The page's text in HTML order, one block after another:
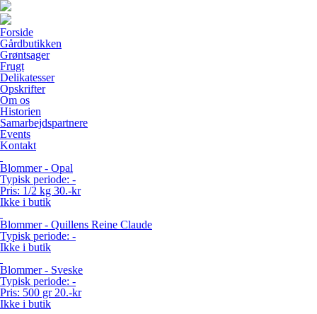
Forside
Gårdbutikken
Grøntsager
Frugt
Delikatesser
Opskrifter
Om os
Historien
Samarbejdspartnere
Events
Kontakt
Blommer - Opal
Typisk periode: -
Pris: 1/2 kg 30.-kr
Ikke i butik
Blommer - Quillens Reine Claude
Typisk periode: -
Ikke i butik
Blommer - Sveske
Typisk periode: -
Pris: 500 gr 20.-kr
Ikke i butik